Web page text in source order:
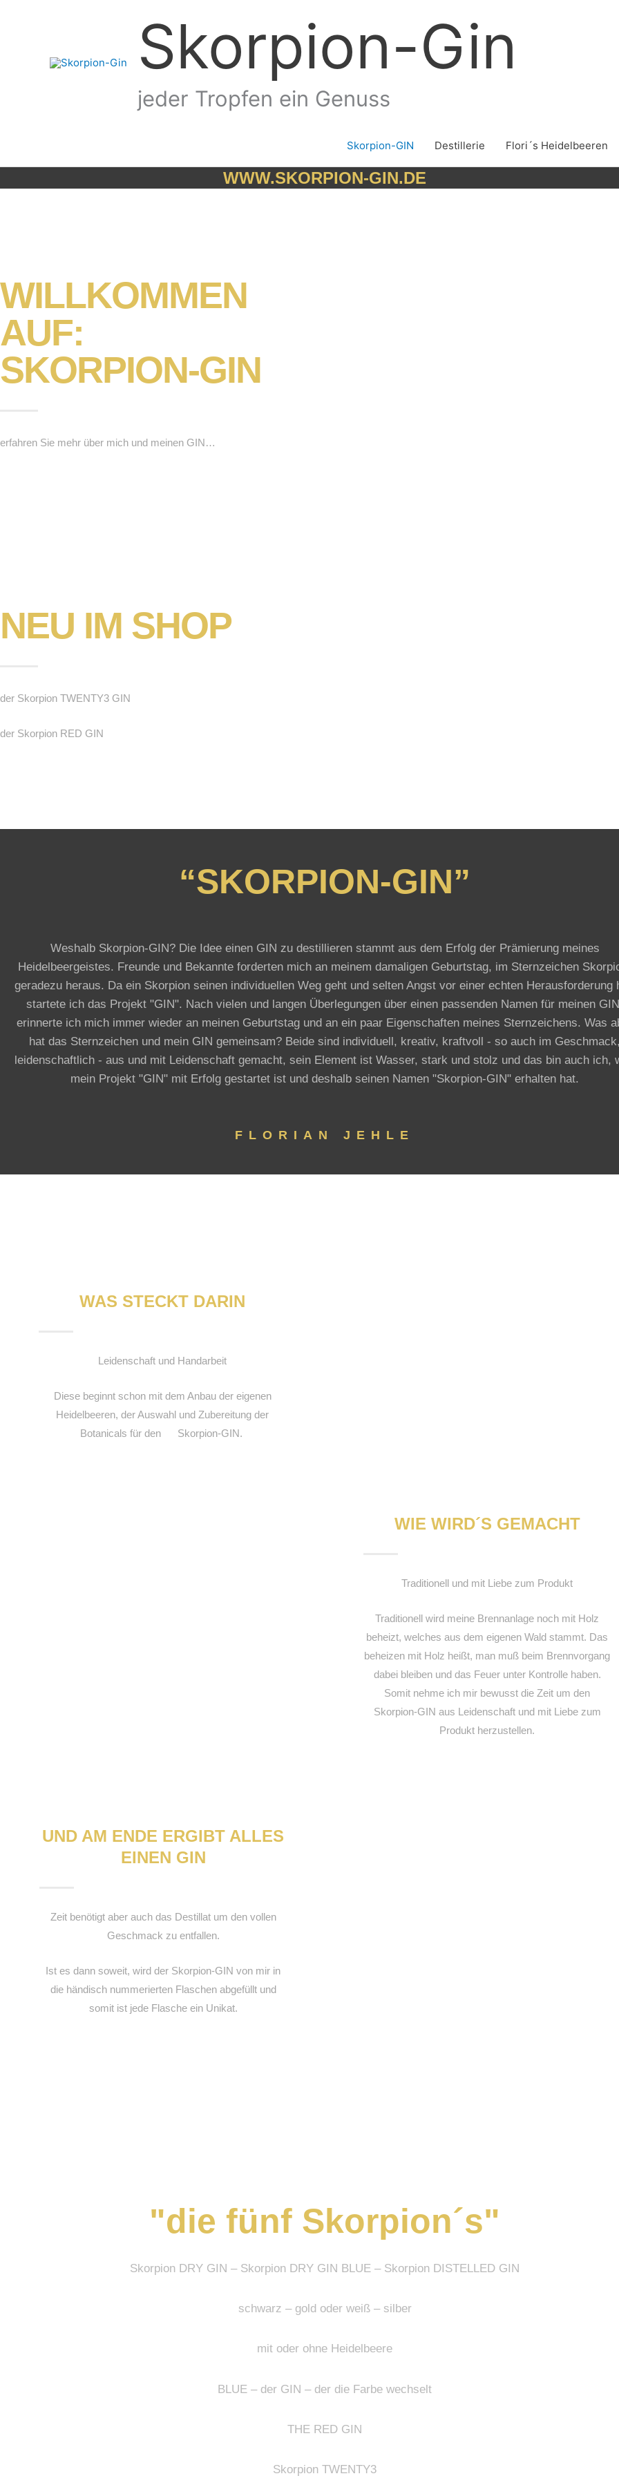
Skorpion-Gin
jeder Tropfen ein Genuss
Skorpion-GIN Destillerie Flori´s Heidelbeeren
WWW.SKORPION-GIN.DE
WILLKOMMEN
AUF:
SKORPION-GIN
erfahren Sie mehr über mich und meinen GIN…
NEU IM SHOP
der Skorpion TWENTY3 GIN
der Skorpion RED GIN
“SKORPION-GIN”
Weshalb Skorpion-GIN? Die Idee einen GIN zu destillieren stammt aus dem Erfolg der Prämierung meines
Heidelbeergeistes. Freunde und Bekannte forderten mich an meinem damaligen Geburtstag, im Sternzeichen
geradezu heraus. Da ein Skorpion seinen individuellen Weg geht und selten Angst vor einer echten Herausforderung
startete ich das Projekt "GIN". Nach vielen und langen Überlegungen über einen passenden Namen für meinen
erinnerte ich mich immer wieder an meinen Geburtstag und an ein paar Eigenschaften meines Sternzeichens. Was
hat das Sternzeichen und mein GIN gemeinsam? Beide sind individuell, kreativ, kraftvoll - so auch im Geschmack,
leidenschaftlich - aus und mit Leidenschaft gemacht, sein Element ist Wasser, stark und stolz und das bin auch ich,
mein Projekt "GIN" mit Erfolg gestartet ist und deshalb seinen Namen "Skorpion-GIN" erhalten hat.
FLORIAN JEHLE
WAS STECKT DARIN
Leidenschaft und Handarbeit
Diese beginnt schon mit dem Anbau der eigenen
Heidelbeeren, der Auswahl und Zubereitung der
Botanicals für den Skorpion-GIN.
WIE WIRD´S GEMACHT
Traditionell und mit Liebe zum Produkt
Traditionell wird meine Brennanlage noch mit Holz
beheizt, welches aus dem eigenen Wald stammt. Das
beheizen mit Holz heißt, man muß beim Brennvorgang
dabei bleiben und das Feuer unter Kontrolle haben.
Somit nehme ich mir bewusst die Zeit um den
Skorpion-GIN aus Leidenschaft und mit Liebe zum
Produkt herzustellen.
UND AM ENDE ERGIBT ALLES
EINEN GIN
Zeit benötigt aber auch das Destillat um den vollen
Geschmack zu entfallen.
Ist es dann soweit, wird der Skorpion-GIN von mir in
die händisch nummerierten Flaschen abgefüllt und
somit ist jede Flasche ein Unikat.
"die fünf Skorpion´s"
Skorpion DRY GIN – Skorpion DRY GIN BLUE – Skorpion DISTELLED GIN
schwarz – gold oder weiß – silber
mit oder ohne Heidelbeere
BLUE – der GIN – der die Farbe wechselt
THE RED GIN
Skorpion TWENTY3